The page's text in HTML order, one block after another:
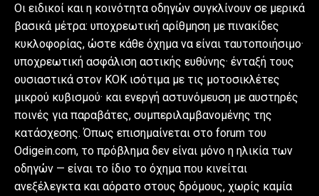
Οι ειδικοί και η κοινότητα οδηγών συγκλίνουν σε μερικά
βασικά μέτρα: υποχρεωτική αρίθμηση με πινακίδες
κυκλοφορίας, ώστε κάθε όχημα να είναι ταυτοποιήσιμο·
υποχρεωτική ασφάλιση αστικής ευθύνης· ένταξή τους
ουσιαστικά στον ΚΟΚ ισότιμα με τις μοτοσικλέτες
μικρού κυβισμού· και ενεργή αστυνόμευση με αυστηρές
ποινές για παραβάτες, συμπεριλαμβανομένης της
κατάσχεσης. Όπως επισημαίνεται στο forum του
Odigein.com, το πρόβλημα δεν είναι μόνο η ηλικία των
οδηγών — είναι το ίδιο το όχημα που κινείται
ανεξέλεγκτα και αόρατο στους δρόμους, χωρίς καμία